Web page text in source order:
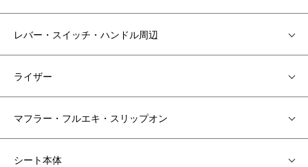
レバー・スイッチ・ハンドル周辺
ライザー
マフラー・フルエキ・スリップオン
シート本体